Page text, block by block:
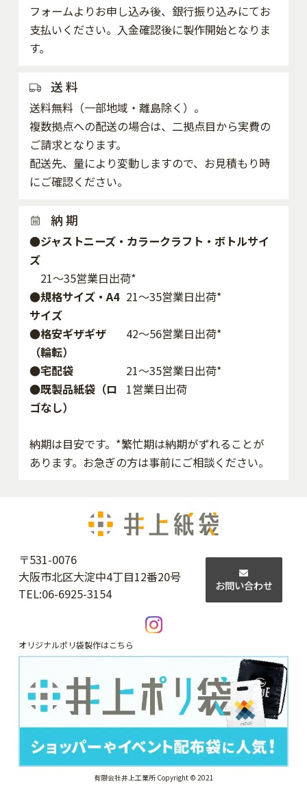
フォームよりお申し込み後、銀行振り込みにてお
支払いください。入金確認後に製作開始となりま
す。
送 料
送料無料（一部地域・離島除く）。
複数拠点への配送の場合は、二拠点目から実費の
ご請求となります。
配送先、量により変動しますので、お見積もり時
にご確認ください。
納 期
●ジャストニーズ・カラークラフト・ボトルサイ
ズ
21～35営業日出荷*
●規格サイズ・A4
サイズ
21～35営業日出荷*
●格安ギザギザ
（輪転）
42〜56営業日出荷*
●宅配袋
21～35営業日出荷*
●既製品紙袋（ロ
ゴなし）
1営業日出荷
納期は目安です。*繁忙期は納期がずれることが
あります。お急ぎの方は事前にご相談ください。
〒531-0076
大阪市北区大淀中4丁目12番20号
TEL:06-6925-3154
お問い合わせ
オリジナルポリ袋製作はこちら
有限会社井上工業所 Copyright © 2021